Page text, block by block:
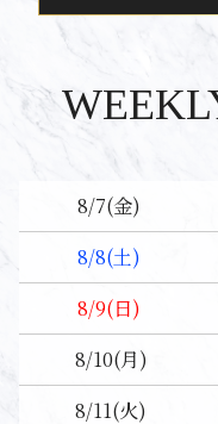
8/7(金)
8/8(土)
8/9(日)
8/10(月)
8/11(火)